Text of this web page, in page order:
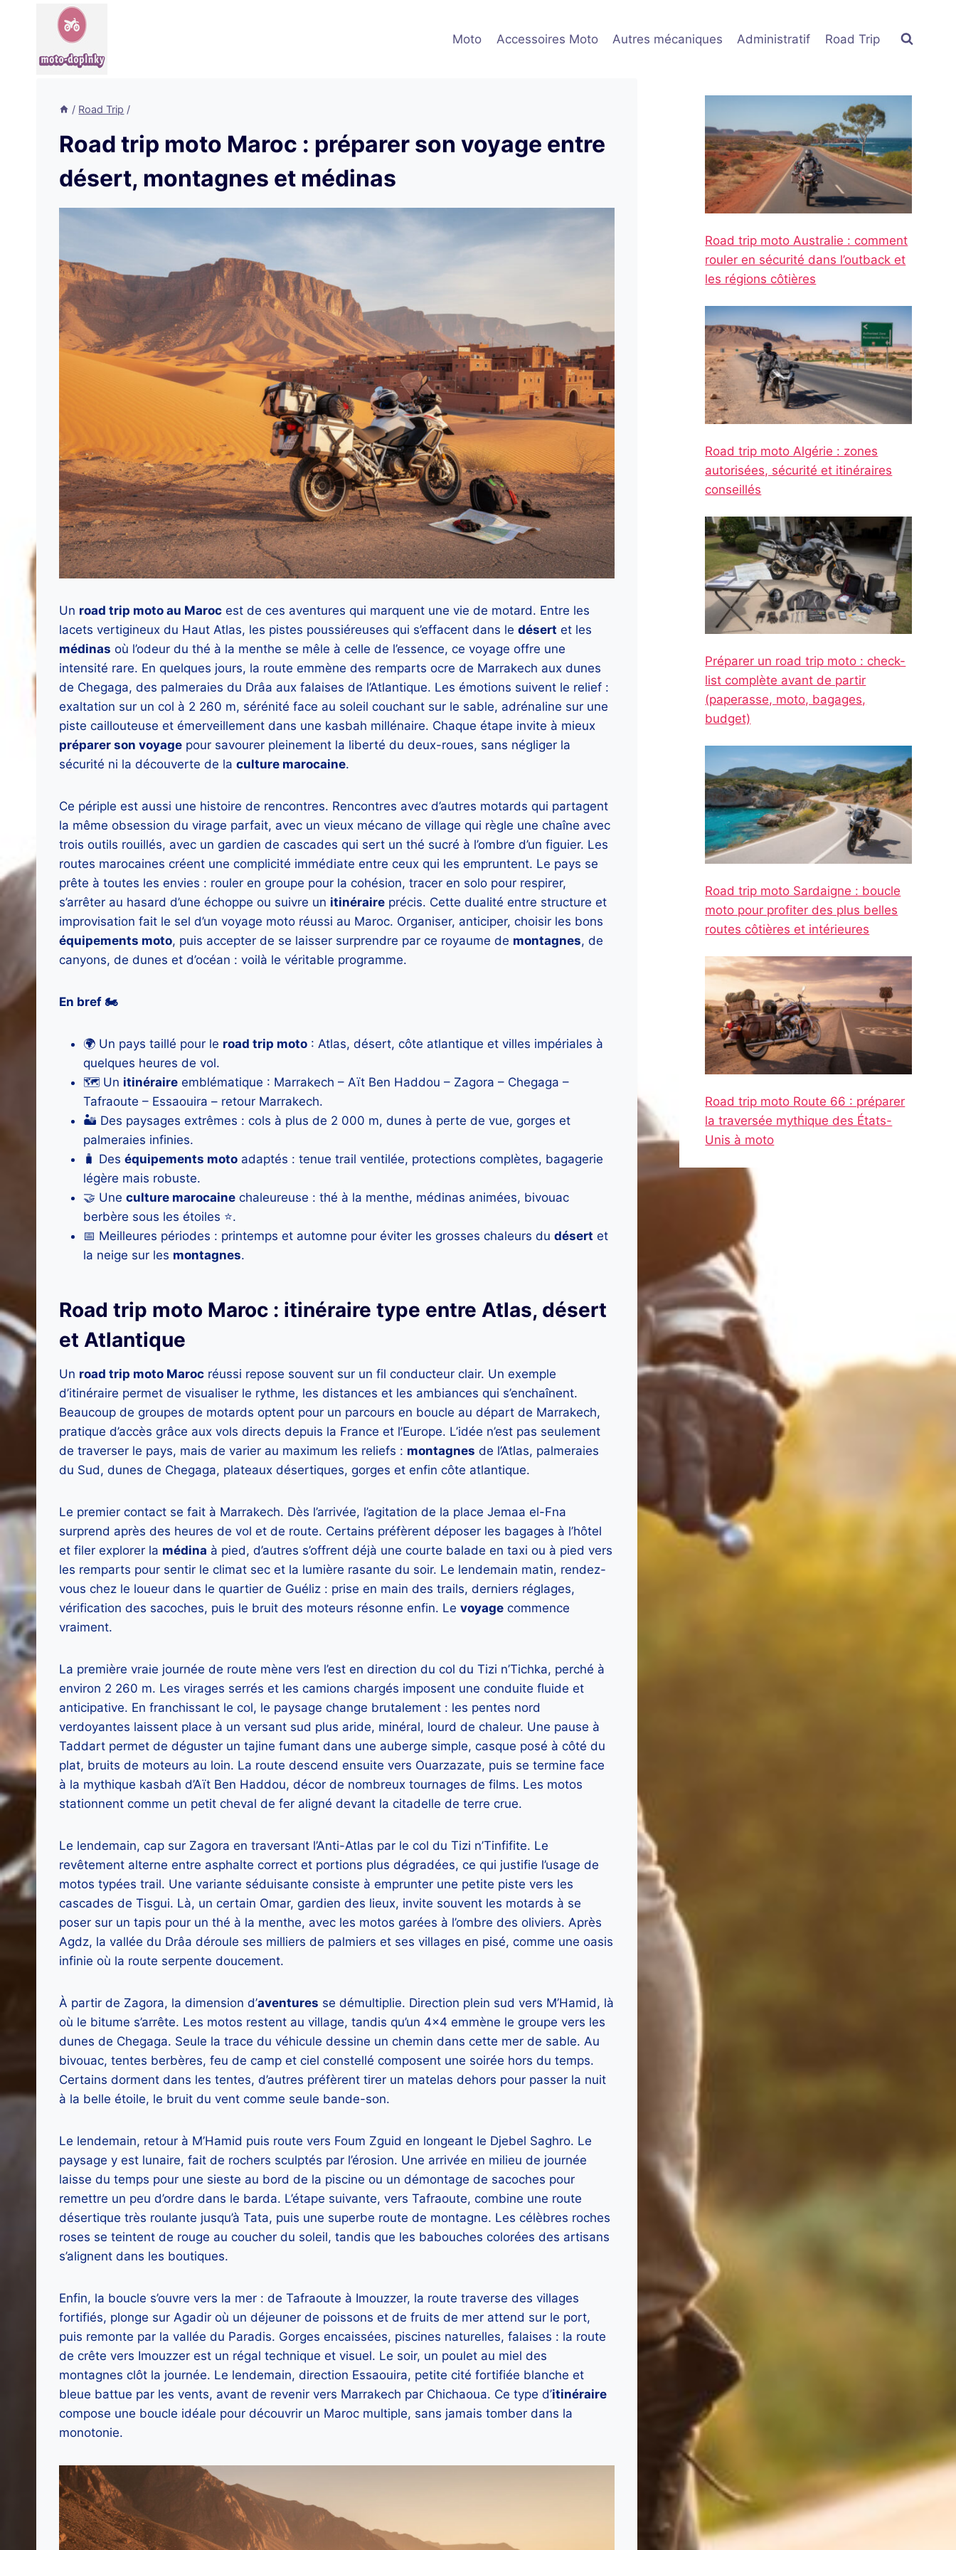
Moto Accessoires Moto Autres mécaniques Administratif Road Trip
/ Road Trip /
Road trip moto Maroc : préparer son voyage entre
désert, montagnes et médinas
Un road trip moto au Maroc est de ces aventures qui marquent une vie de motard. Entre les
lacets vertigineux du Haut Atlas, les pistes poussiéreuses qui s’effacent dans le désert et les
médinas où l’odeur du thé à la menthe se mêle à celle de l’essence, ce voyage offre une
intensité rare. En quelques jours, la route emmène des remparts ocre de Marrakech aux dunes
de Chegaga, des palmeraies du Drâa aux falaises de l’Atlantique. Les émotions suivent le relief :
exaltation sur un col à 2 260 m, sérénité face au soleil couchant sur le sable, adrénaline sur une
piste caillouteuse et émerveillement dans une kasbah millénaire. Chaque étape invite à mieux
préparer son voyage pour savourer pleinement la liberté du deux-roues, sans négliger la
sécurité ni la découverte de la culture marocaine.
Ce périple est aussi une histoire de rencontres. Rencontres avec d’autres motards qui partagent
la même obsession du virage parfait, avec un vieux mécano de village qui règle une chaîne avec
trois outils rouillés, avec un gardien de cascades qui sert un thé sucré à l’ombre d’un figuier. Les
routes marocaines créent une complicité immédiate entre ceux qui les empruntent. Le pays se
prête à toutes les envies : rouler en groupe pour la cohésion, tracer en solo pour respirer,
s’arrêter au hasard d’une échoppe ou suivre un itinéraire précis. Cette dualité entre structure et
improvisation fait le sel d’un voyage moto réussi au Maroc. Organiser, anticiper, choisir les bons
équipements moto, puis accepter de se laisser surprendre par ce royaume de montagnes, de
canyons, de dunes et d’océan : voilà le véritable programme.
En bref 🏍️
🌍 Un pays taillé pour le road trip moto : Atlas, désert, côte atlantique et villes impériales à
quelques heures de vol.
🗺️ Un itinéraire emblématique : Marrakech – Aït Ben Haddou – Zagora – Chegaga –
Tafraoute – Essaouira – retour Marrakech.
🏜️ Des paysages extrêmes : cols à plus de 2 000 m, dunes à perte de vue, gorges et
palmeraies infinies.
🧳 Des équipements moto adaptés : tenue trail ventilée, protections complètes, bagagerie
légère mais robuste.
🤝 Une culture marocaine chaleureuse : thé à la menthe, médinas animées, bivouac
berbère sous les étoiles ⭐.
📅 Meilleures périodes : printemps et automne pour éviter les grosses chaleurs du désert et
la neige sur les montagnes.
Road trip moto Maroc : itinéraire type entre Atlas, désert
et Atlantique
Un road trip moto Maroc réussi repose souvent sur un fil conducteur clair. Un exemple
d’itinéraire permet de visualiser le rythme, les distances et les ambiances qui s’enchaînent.
Beaucoup de groupes de motards optent pour un parcours en boucle au départ de Marrakech,
pratique d’accès grâce aux vols directs depuis la France et l’Europe. L’idée n’est pas seulement
de traverser le pays, mais de varier au maximum les reliefs : montagnes de l’Atlas, palmeraies
du Sud, dunes de Chegaga, plateaux désertiques, gorges et enfin côte atlantique.
Le premier contact se fait à Marrakech. Dès l’arrivée, l’agitation de la place Jemaa el-Fna
surprend après des heures de vol et de route. Certains préfèrent déposer les bagages à l’hôtel
et filer explorer la médina à pied, d’autres s’offrent déjà une courte balade en taxi ou à pied vers
les remparts pour sentir le climat sec et la lumière rasante du soir. Le lendemain matin, rendez-
vous chez le loueur dans le quartier de Guéliz : prise en main des trails, derniers réglages,
vérification des sacoches, puis le bruit des moteurs résonne enfin. Le voyage commence
vraiment.
La première vraie journée de route mène vers l’est en direction du col du Tizi n’Tichka, perché à
environ 2 260 m. Les virages serrés et les camions chargés imposent une conduite fluide et
anticipative. En franchissant le col, le paysage change brutalement : les pentes nord
verdoyantes laissent place à un versant sud plus aride, minéral, lourd de chaleur. Une pause à
Taddart permet de déguster un tajine fumant dans une auberge simple, casque posé à côté du
plat, bruits de moteurs au loin. La route descend ensuite vers Ouarzazate, puis se termine face
à la mythique kasbah d’Aït Ben Haddou, décor de nombreux tournages de films. Les motos
stationnent comme un petit cheval de fer aligné devant la citadelle de terre crue.
Le lendemain, cap sur Zagora en traversant l’Anti-Atlas par le col du Tizi n’Tinfifite. Le
revêtement alterne entre asphalte correct et portions plus dégradées, ce qui justifie l’usage de
motos typées trail. Une variante séduisante consiste à emprunter une petite piste vers les
cascades de Tisgui. Là, un certain Omar, gardien des lieux, invite souvent les motards à se
poser sur un tapis pour un thé à la menthe, avec les motos garées à l’ombre des oliviers. Après
Agdz, la vallée du Drâa déroule ses milliers de palmiers et ses villages en pisé, comme une oasis
infinie où la route serpente doucement.
À partir de Zagora, la dimension d’aventures se démultiplie. Direction plein sud vers M’Hamid, là
où le bitume s’arrête. Les motos restent au village, tandis qu’un 4×4 emmène le groupe vers les
dunes de Chegaga. Seule la trace du véhicule dessine un chemin dans cette mer de sable. Au
bivouac, tentes berbères, feu de camp et ciel constellé composent une soirée hors du temps.
Certains dorment dans les tentes, d’autres préfèrent tirer un matelas dehors pour passer la nuit
à la belle étoile, le bruit du vent comme seule bande-son.
Le lendemain, retour à M’Hamid puis route vers Foum Zguid en longeant le Djebel Saghro. Le
paysage y est lunaire, fait de rochers sculptés par l’érosion. Une arrivée en milieu de journée
laisse du temps pour une sieste au bord de la piscine ou un démontage de sacoches pour
remettre un peu d’ordre dans le barda. L’étape suivante, vers Tafraoute, combine une route
désertique très roulante jusqu’à Tata, puis une superbe route de montagne. Les célèbres roches
roses se teintent de rouge au coucher du soleil, tandis que les babouches colorées des artisans
s’alignent dans les boutiques.
Enfin, la boucle s’ouvre vers la mer : de Tafraoute à Imouzzer, la route traverse des villages
fortifiés, plonge sur Agadir où un déjeuner de poissons et de fruits de mer attend sur le port,
puis remonte par la vallée du Paradis. Gorges encaissées, piscines naturelles, falaises : la route
de crête vers Imouzzer est un régal technique et visuel. Le soir, un poulet au miel des
montagnes clôt la journée. Le lendemain, direction Essaouira, petite cité fortifiée blanche et
bleue battue par les vents, avant de revenir vers Marrakech par Chichaoua. Ce type d’itinéraire
compose une boucle idéale pour découvrir un Maroc multiple, sans jamais tomber dans la
monotonie.
Road trip moto Australie : comment
rouler en sécurité dans l’outback et
les régions côtières
Road trip moto Algérie : zones
autorisées, sécurité et itinéraires
conseillés
Préparer un road trip moto : check-
list complète avant de partir
(paperasse, moto, bagages,
budget)
Road trip moto Sardaigne : boucle
moto pour profiter des plus belles
routes côtières et intérieures
Road trip moto Route 66 : préparer
la traversée mythique des États-
Unis à moto